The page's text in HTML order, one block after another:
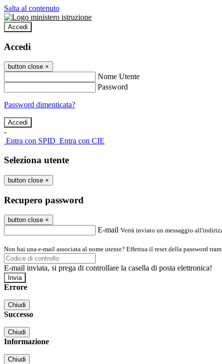
Salta al contenuto
Accedi
Accedi
button close ×
Nome Utente
Password
Password dimenticata?
-
Entra con SPID Entra con CIE
Seleziona utente
button close ×
Recupero password
button close ×
E-mail Verrà inviato un messaggio
Non hai una e-mail associata al nome utente? Effettua il reset della password
E-mail inviata, si prega di controllare la casella di posta elettronica!
Errore
Chiudi
Successo
Chiudi
Informazione
Chiudi